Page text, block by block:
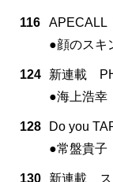
116
APECALL
●顔のス
124
新連載
●海上浩幸
128
Do you
●常盤貴子
130
新連載 ス